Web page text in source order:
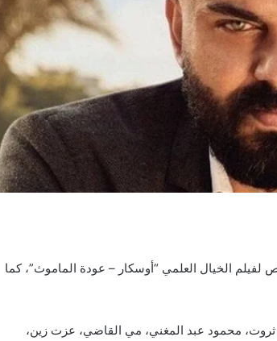
الخيال العلمي “أوسكار – عودة الماموث”، كما
ثروت، محمود عبد المغني، مي القاضي، عزت زين،